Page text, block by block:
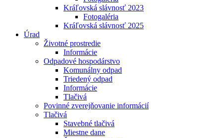
Kráľovská slávnosť 2023
Fotogaléria
Kráľovská slávnosť 2025
Úrad
Životné prostredie
Informácie
Odpadové hospodárstvo
Komunálny odpad
Triedený odpad
Informácie
Tlačivá
Povinné zverejňovanie informácií
Tlačivá
Stavebné tlačivá
Miestne dane